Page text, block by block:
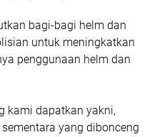
bagi-bagi helm dan
untuk meningkatkan
penggunaan helm dan
kami dapatkan yakni,
yang dibonceng